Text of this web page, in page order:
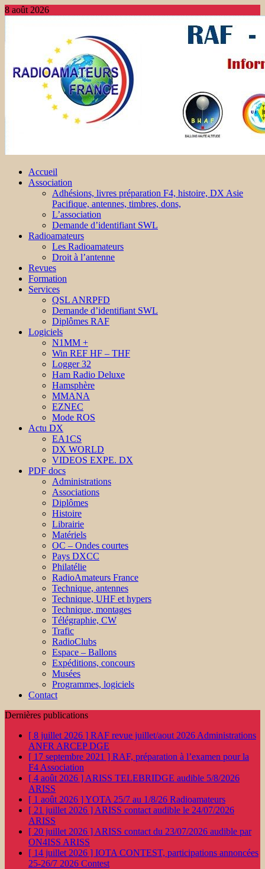
8 août 2026
Accueil
Association
Adhésions, livres préparation F4, histoire, DX Asie
Pacifique, antennes, timbres, dons,
L’association
Demande d’identifiant SWL
Radioamateurs
Les Radioamateurs
Droit à l’antenne
Revues
Formation
Services
QSL ANRPFD
Demande d’identifiant SWL
Diplômes RAF
Logiciels
N1MM +
Win REF HF – THF
Logger 32
Ham Radio Deluxe
Hamsphère
MMANA
EZNEC
Mode ROS
Actu DX
EA1CS
DX WORLD
VIDEOS EXPE. DX
PDF docs
Administrations
Associations
Diplômes
Histoire
Librairie
Matériels
OC – Ondes courtes
Pays DXCC
Philatélie
RadioAmateurs France
Technique, antennes
Technique, UHF et hypers
Technique, montages
Télégraphie, CW
Trafic
RadioClubs
Espace – Ballons
Expéditions, concours
Musées
Programmes, logiciels
Contact
Dernières publications
[ 8 juillet 2026 ] RAF revue juillet/aout 2026 Administrations
ANFR ARCEP DGE
[ 17 septembre 2021 ] RAF, préparation à l’examen pour la
F4 Association
[ 4 août 2026 ] ARISS TELEBRIDGE audible 5/8/2026
ARISS
[ 1 août 2026 ]YOTA 25/7 au 1/8/26 Radioamateurs
[ 21 juillet 2026 ] ARISS contact audible le 24/07/2026
ARISS
[ 20 juillet 2026 ] ARISS contact du 23/07/2026 audible par
ON4ISS ARISS
[ 14 juillet 2026 ] IOTA CONTEST, participations annoncées
25-26/7 2026 Contest